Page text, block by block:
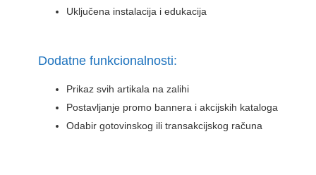
Uključena instalacija i edukacija
Dodatne funkcionalnosti:
Prikaz svih artikala na zalihi
Postavljanje promo bannera i akcijskih kataloga
Odabir gotovinskog ili transakcijskog računa